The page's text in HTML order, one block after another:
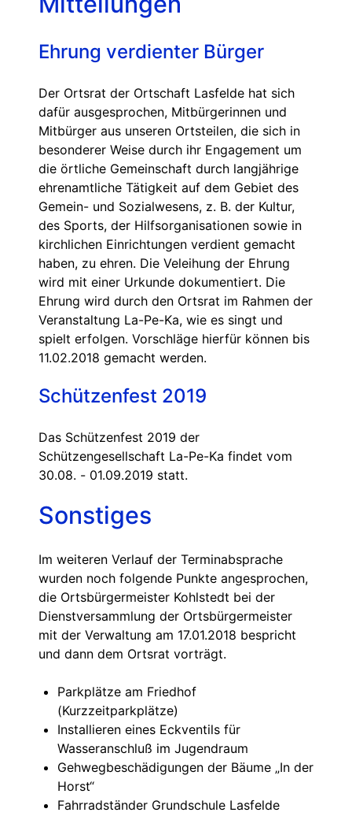
Ehrung verdienter Bürger
Der Ortsrat der Ortschaft Lasfelde hat sich
dafür ausgesprochen, Mitbürgerinnen und
Mitbürger aus unseren Ortsteilen, die sich in
besonderer Weise durch ihr Engagement um
die örtliche Gemeinschaft durch langjährige
ehrenamtliche Tätigkeit auf dem Gebiet des
Gemein- und Sozialwesens, z. B. der Kultur,
des Sports, der Hilfsorganisationen sowie in
kirchlichen Einrichtungen verdient gemacht
haben, zu ehren. Die Veleihung der Ehrung
wird mit einer Urkunde dokumentiert. Die
Ehrung wird durch den Ortsrat im Rahmen der
Veranstaltung La-Pe-Ka, wie es singt und
spielt erfolgen. Vorschläge hierfür können bis
11.02.2018 gemacht werden.
Schützenfest 2019
Das Schützenfest 2019 der
Schützengesellschaft La-Pe-Ka findet vom
30.08. - 01.09.2019 statt.
Sonstiges
Im weiteren Verlauf der Terminabsprache
wurden noch folgende Punkte angesprochen,
die Ortsbürgermeister Kohlstedt bei der
Dienstversammlung der Ortsbürgermeister
mit der Verwaltung am 17.01.2018 bespricht
und dann dem Ortsrat vorträgt.
Parkplätze am Friedhof
(Kurzzeitparkplätze)
Installieren eines Eckventils für
Wasseranschluß im Jugendraum
Gehwegbeschädigungen der Bäume „In der
Horst“
Fahrradständer Grundschule Lasfelde